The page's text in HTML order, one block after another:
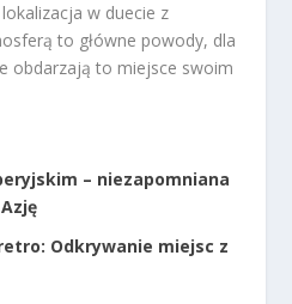
w duecie z
to główne powody, dla
obdarzają to miejsce swoim
– niezapomniana
Odkrywanie miejsc z